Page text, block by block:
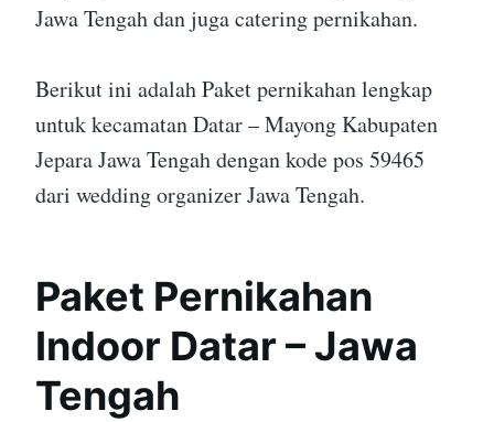
Jawa Tengah dan juga catering pernikahan.
Berikut ini adalah Paket pernikahan lengkap
untuk kecamatan Datar – Mayong Kabupaten
Jepara Jawa Tengah dengan kode pos 59465
dari wedding organizer Jawa Tengah.
Paket Pernikahan
Indoor Datar – Jawa
Tengah